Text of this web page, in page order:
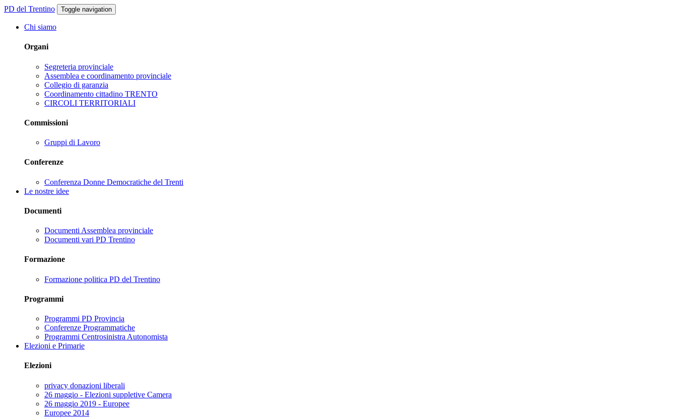
PD del Trentino Toggle navigation
Chi siamo
Organi
Segreteria provinciale
Assemblea e coordinamento provinciale
Collegio di garanzia
Coordinamento cittadino TRENTO
CIRCOLI TERRITORIALI
Commissioni
Gruppi di Lavoro
Conferenze
Conferenza Donne Democratiche del Trenti
Le nostre idee
Documenti
Documenti Assemblea provinciale
Documenti vari PD Trentino
Formazione
Formazione politica PD del Trentino
Programmi
Programmi PD Provincia
Conferenze Programmatiche
Programmi Centrosinistra Autonomista
Elezioni e Primarie
Elezioni
privacy donazioni liberali
26 maggio - Elezioni suppletive Camera
26 maggio 2019 - Europee
Europee 2014